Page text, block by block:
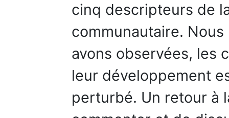
cinq descripteurs de
communautaire.
avons observées, les
leur développement
perturbé. Un retour à